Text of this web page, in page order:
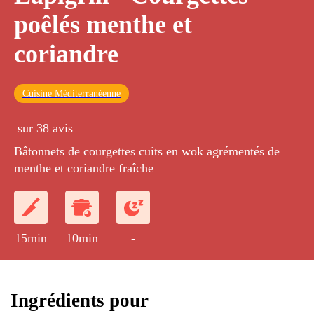
poêlés menthe et
coriandre
Cuisine Méditerranéenne
sur 38 avis
Bâtonnets de courgettes cuits en wok agrémentés de
menthe et coriandre fraîche
15min 10min -
Ingrédients pour